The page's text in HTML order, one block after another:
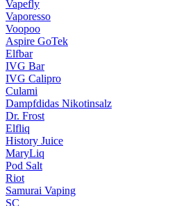
Vapefly
Vaporesso
Voopoo
Aspire GoTek
Elfbar
IVG Bar
IVG Calipro
Culami
Dampfdidas Nikotinsalz
Dr. Frost
Elfliq
History Juice
MaryLiq
Pod Salt
Riot
Samurai Vaping
SC